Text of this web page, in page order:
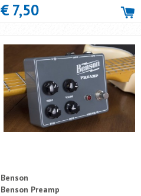
€ 7,50
Benson
Benson Preamp